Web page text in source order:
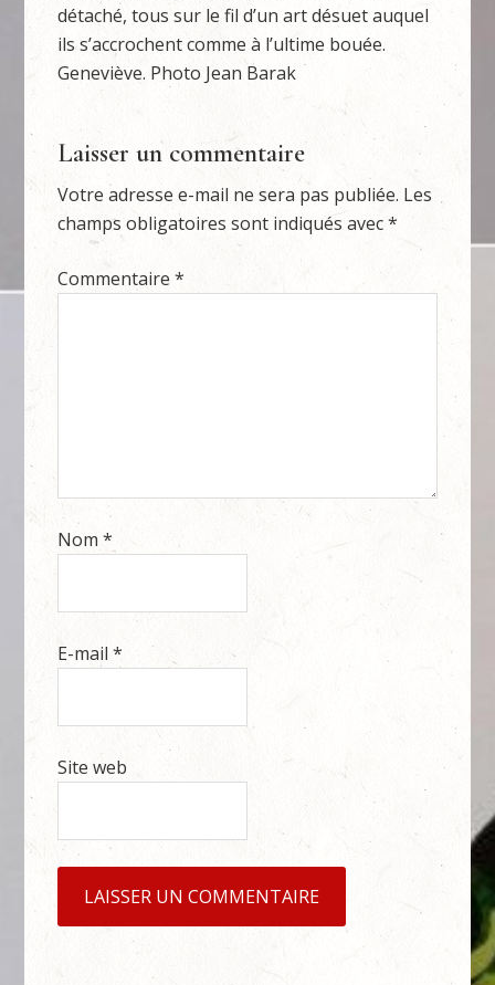
détaché, tous sur le fil d’un art désuet auquel
ils s’accrochent comme à l’ultime bouée.
Geneviève. Photo Jean Barak
Laisser un commentaire
Votre adresse e-mail ne sera pas publiée. Les
champs obligatoires sont indiqués avec*
Commentaire*
Nom*
E-mail*
Site web